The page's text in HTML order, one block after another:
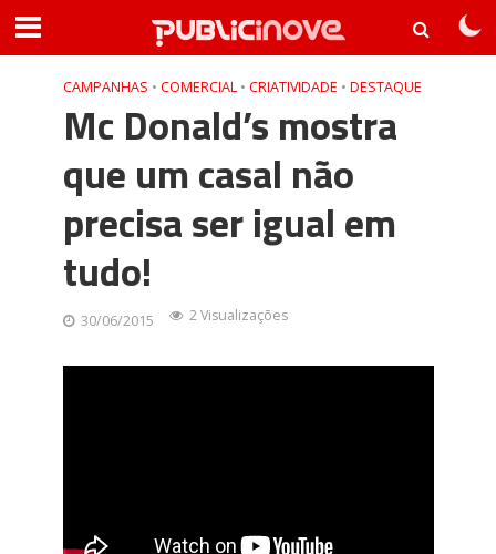
CAMPANHAS • COMERCIAL • CRIATIVIDADE • DESTAQUE
Mc Donald’s mostra
que um casal não
precisa ser igual em
tudo!
30/06/2015 2 Visualizações